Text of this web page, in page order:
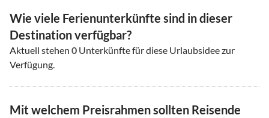
Wie viele Ferienunterkünfte sind in dieser
Destination verfügbar?
Aktuell stehen 0 Unterkünfte für diese Urlaubsidee zur
Verfügung.
Mit welchem Preisrahmen sollten Reisende